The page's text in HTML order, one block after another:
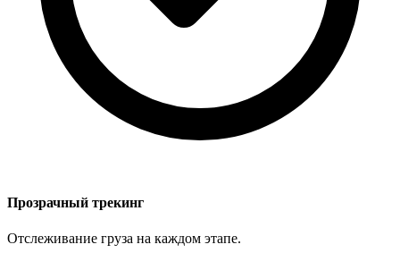
Прозрачный трекинг
Отслеживание груза на каждом этапе.